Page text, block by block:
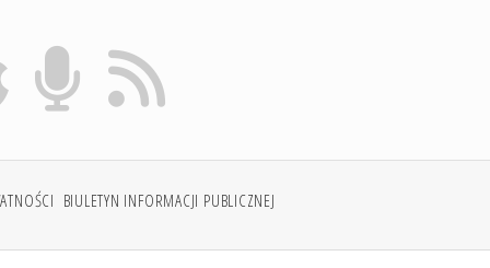
BIULETYN INFORMACJI PUBLICZNEJ